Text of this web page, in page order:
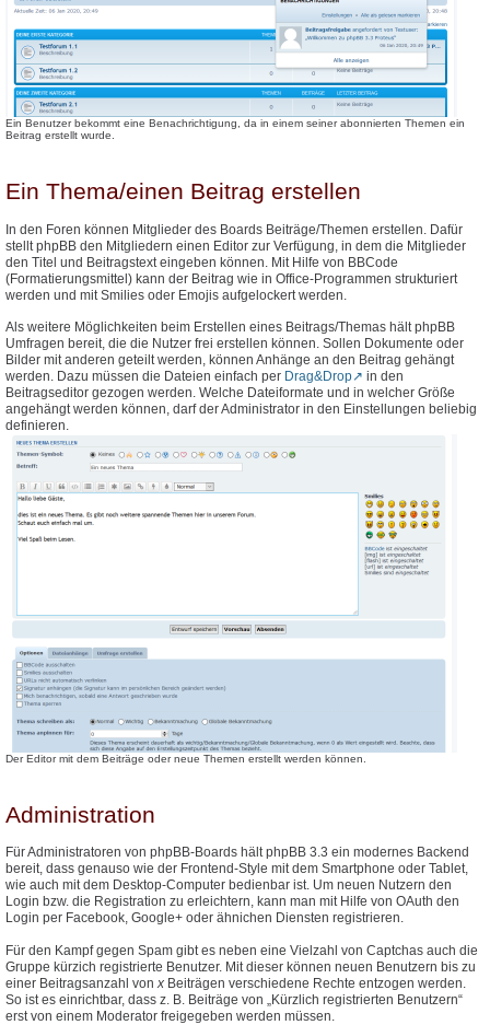
Ein Benutzer bekommt eine Benachrichtigung, da in einem seiner abonnierten Themen ein
Beitrag erstellt wurde.
Ein Thema/einen Beitrag erstellen
In den Foren können Mitglieder des Boards Beiträge/Themen erstellen. Dafür
stellt phpBB den Mitgliedern einen Editor zur Verfügung, in dem die Mitglieder
den Titel und Beitragstext eingeben können. Mit Hilfe von BBCode
(Formatierungsmittel) kann der Beitrag wie in Office-Programmen strukturiert
werden und mit Smilies oder Emojis aufgelockert werden.
Als weitere Möglichkeiten beim Erstellen eines Beitrags/Themas hält phpBB
Umfragen bereit, die die Nutzer frei erstellen können. Sollen Dokumente oder
Bilder mit anderen geteilt werden, können Anhänge an den Beitrag gehängt
werden. Dazu müssen die Dateien einfach per Drag&Drop
in den
Beitragseditor gezogen werden. Welche Dateiformate und in welcher Größe
angehängt werden können, darf der Administrator in den Einstellungen beliebig
definieren.
Der Editor mit dem Beiträge oder neue Themen erstellt werden können.
Administration
Für Administratoren von phpBB-Boards hält phpBB 3.3 ein modernes Backend
bereit, dass genauso wie der Frontend-Style mit dem Smartphone oder Tablet,
wie auch mit dem Desktop-Computer bedienbar ist. Um neuen Nutzern den
Login bzw. die Registration zu erleichtern, kann man mit Hilfe von OAuth den
Login per Facebook, Google+ oder ähnichen Diensten registrieren.
Für den Kampf gegen Spam gibt es neben eine Vielzahl von Captchas auch die
Gruppe kürzich registrierte Benutzer. Mit dieser können neuen Benutzern bis zu
einer Beitragsanzahl vonx Beiträgen verschiedene Rechte entzogen werden.
So ist es einrichtbar, dass z. B. Beiträge von „Kürzlich registrierten Benutzern“
erst von einem Moderator freigegeben werden müssen.